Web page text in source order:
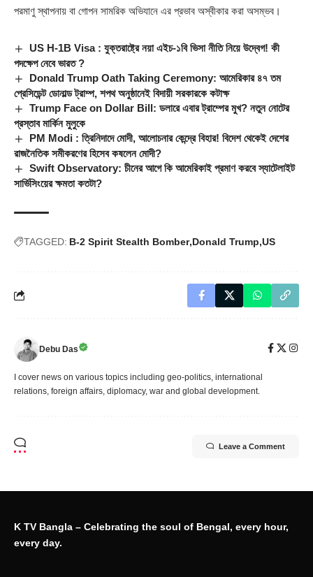
পরমাণু স্থাপনায় বা গোপন সামরিক অভিযানে এর প্রভাব অস্বীকার করা অসম্ভব।
US H-1B Visa : যুক্তরাষ্ট্রে নয়া এইচ-১বি ভিসা নীতি নিয়ে উদ্বেগ! কী
পদক্ষেপ নেবে ভারত ?
Donald Trump Oath Taking Ceremony: আমেরিকার ৪৭ তম
প্রেসিডেন্ট ডোনাল্ড ট্রাম্প, শপথ অনুষ্ঠানেই বিদায়ী সরকারকে কটাক্ষ
Trump Face on Dollar Bill: ডলারে এবার ট্রাম্পের মুখ? নতুন নোটের
প্রস্তাব মার্কিন মুলুকে
PM Modi : ত্রিনিদাদে মোদী, আলোচনার কেন্দ্রে বিহার! বিদেশ থেকেই দেশের
রাজনৈতিক সমীকরণের হিসেব কষলেন মোদী?
Swift Observatory: চীনের আগে কি আমেরিকাই প্রমাণ করবে স্যাটেলাইট
সার্ভিসিংয়ের ক্ষমতা কতটা?
TAGGED: B-2 Spirit Stealth Bomber Donald Trump US
Debu Das
I cover news on various topics including geo-politics, international
relations, foreign affairs, diplomacy, war and global development.
Leave a Comment
K TV Bangla – Celebrating the soul of Bengal, every hour,
every day.